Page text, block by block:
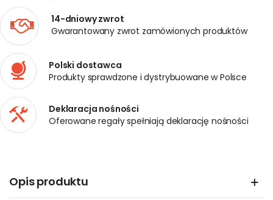
14-dniowy zwrot
Gwarantowany zwrot zamówionych produktów
Polski dostawca
Produkty sprawdzone i dystrybuowane w Polsce
Deklaracja nośności
Oferowane regały spełniają deklarację nośności
Opis produktu